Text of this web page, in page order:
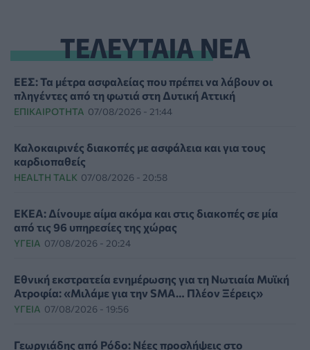
ΤΕΛΕΥΤΑΙΑ ΝΕΑ
ΕΕΣ: Τα μέτρα ασφαλείας που πρέπει να λάβουν οι
πληγέντες από τη φωτιά στη Δυτική Αττική
ΕΠΙΚΑΙΡΌΤΗΤΑ 07/08/2026 - 21:44
Καλοκαιρινές διακοπές με ασφάλεια και για τους
καρδιοπαθείς
HEALTH TALK 07/08/2026 - 20:58
ΕΚΕΑ: Δίνουμε αίμα ακόμα και στις διακοπές σε μία
από τις 96 υπηρεσίες της χώρας
ΥΓΕΊΑ 07/08/2026 - 20:24
Εθνική εκστρατεία ενημέρωσης για τη Νωτιαία Μυϊκή
Ατροφία: «Μιλάμε για την SMA… Πλέον Ξέρεις»
ΥΓΕΊΑ 07/08/2026 - 19:56
Γεωργιάδης από Ρόδο: Νέες προσλήψεις στο